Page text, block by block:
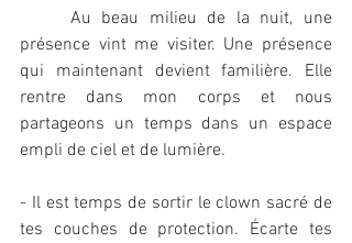
présence vint me visiter. Une présence
qui maintenant devient familière. Elle
rentre dans mon corps et nous
partageons un temps dans un espace
empli de ciel et de lumière.
- Il est temps de sortir le clown sacré de
tes couches de protection. Écarte tes